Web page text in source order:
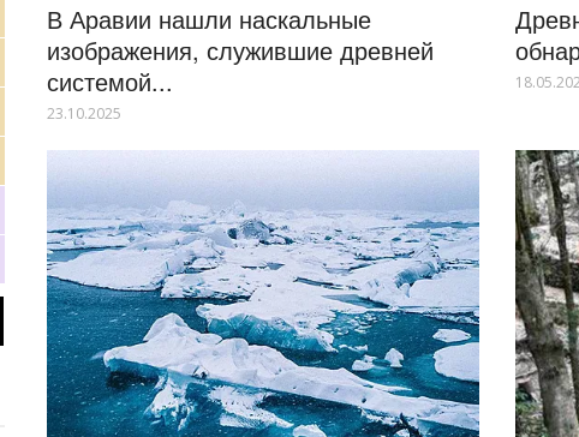
В Аравии нашли наскальные
изображения, служившие древней
системой...
23.10.2025